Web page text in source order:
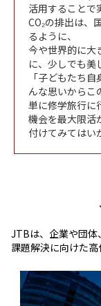
活用することで
CO₂の排出は、
るように、
今や世界的に大
に、少しでも美
「子どもたち
んな思いからこ
単に修学旅行に
機会を最大限活
付けてみてはい
JTBは、企業や団体
課題解決に向けた高